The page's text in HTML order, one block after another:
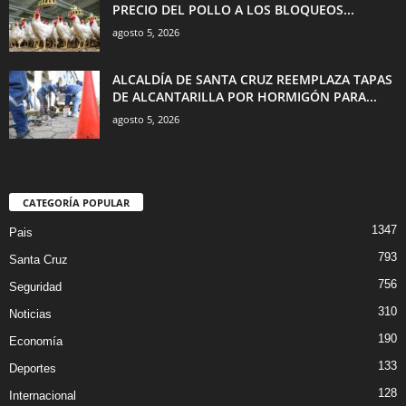
PRECIO DEL POLLO A LOS BLOQUEOS...
agosto 5, 2026
ALCALDÍA DE SANTA CRUZ REEMPLAZA TAPAS
DE ALCANTARILLA POR HORMIGÓN PARA...
agosto 5, 2026
CATEGORÍA POPULAR
Pais 1347
Santa Cruz 793
Seguridad 756
Noticias 310
Economía 190
Deportes 133
Internacional 128